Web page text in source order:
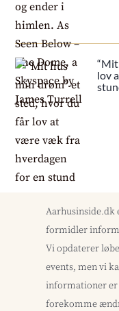
lov
Aarhusinside.dk
formidler
Vi opdaterer
events, men vi
informationer
forekomme